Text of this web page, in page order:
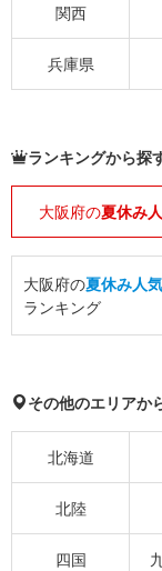
関西
兵庫県
ランキングから探
大阪府の夏休み
大阪府の夏休み人
ランキング
その他のエリアか
北海道
北陸
四国